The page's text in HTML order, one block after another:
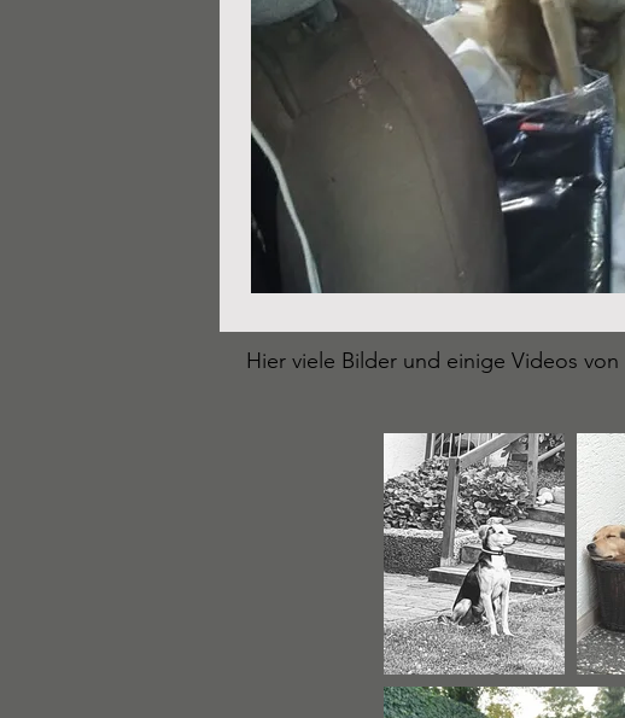
Hier viele Bilder und einige Videos von